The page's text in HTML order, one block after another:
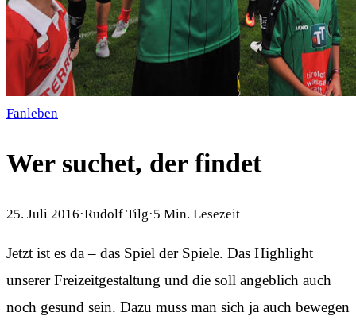
Fanleben
Wer suchet, der findet
25. Juli 2016·Rudolf Tilg·5 Min. Lesezeit
Jetzt ist es da – das Spiel der Spiele. Das Highlight
unserer Freizeitgestaltung und die soll angeblich auch
noch gesund sein. Dazu muss man sich ja auch bewegen